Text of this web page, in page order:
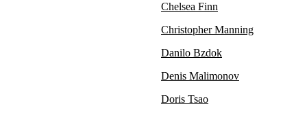
Chelsea Finn
Christopher Manning
Danilo Bzdok
Denis Malimonov
Doris Tsao